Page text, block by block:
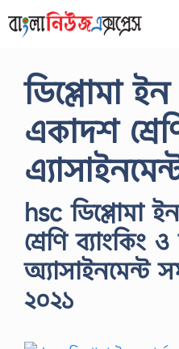
to
ডিপ্লোমা ইন
একাদশ
hsc ডিপ্লোমা
শ্রেণি ব্যাংকিং
অ্যাসাইনমেন্ট
২০২১